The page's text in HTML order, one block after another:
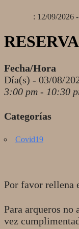
: 12/09/2026
Fecha/Hora
Día(s) - 03/08/
3:00 pm - 10:30
Categorías
Covid19
Por favor rellena
Para arqueros no
vez